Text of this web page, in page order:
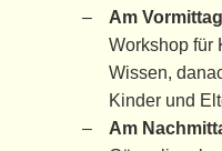
Am
Workshop für
Wissen,
Kinder und
Am